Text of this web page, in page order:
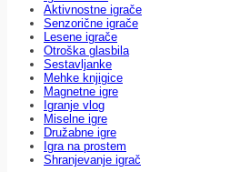
Aktivnostne igrače
Senzorične igrače
Lesene igrače
Otroška glasbila
Sestavljanke
Mehke knjigice
Magnetne igre
Igranje vlog
Miselne igre
Družabne igre
Igra na prostem
Shranjevanje igrač